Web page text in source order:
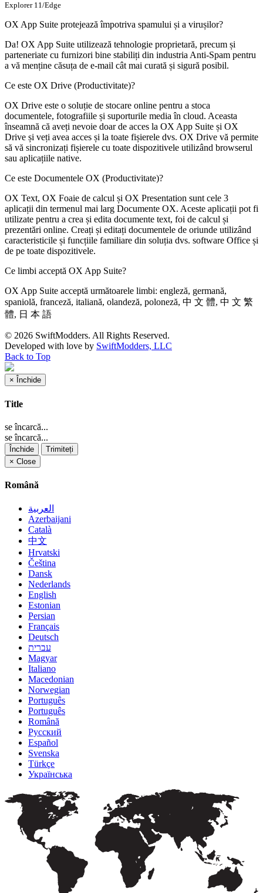
Explorer 11/Edge
OX App Suite protejează împotriva spamului și a virușilor?
Da! OX App Suite utilizează tehnologie proprietară, precum și
parteneriate cu furnizori bine stabiliți din industria Anti-Spam pentru
a vă menține căsuța de e-mail cât mai curată și sigură posibil.
Ce este OX Drive (Productivitate)?
OX Drive este o soluție de stocare online pentru a stoca
documentele, fotografiile și suporturile media în cloud. Aceasta
înseamnă că aveți nevoie doar de acces la OX App Suite și OX
Drive și veți avea acces și la toate fișierele dvs. OX Drive vă permite
să vă sincronizați fișierele cu toate dispozitivele utilizând browserul
sau aplicațiile native.
Ce este Documentele OX (Productivitate)?
OX Text, OX Foaie de calcul și OX Presentation sunt cele 3
aplicații din termenul mai larg Documente OX. Aceste aplicații pot fi
utilizate pentru a crea și edita documente text, foi de calcul și
prezentări online. Creați și editați documentele de oriunde utilizând
caracteristicile și funcțiile familiare din soluția dvs. software Office și
de pe toate dispozitivele.
Ce limbi acceptă OX App Suite?
OX App Suite acceptă următoarele limbi: engleză, germană,
spaniolă, franceză, italiană, olandeză, poloneză, 中 文 體, 中 文 繁
體, 日 本 語
© 2026 SwiftModders. All Rights Reserved.
Developed with love by SwiftModders, LLC
Back to Top
× Închide
Title
se încarcă...
se încarcă...
Închide
Trimiteți
× Close
Română
العربية
Azerbaijani
Català
中文
Hrvatski
Čeština
Dansk
Nederlands
English
Estonian
Persian
Français
Deutsch
עברית
Magyar
Italiano
Macedonian
Norwegian
Português
Português
Română
Русский
Español
Svenska
Türkçe
Українська